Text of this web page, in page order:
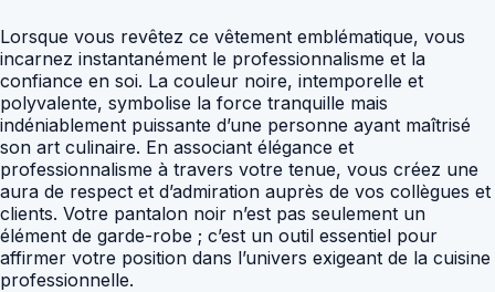
Lorsque vous revêtez ce vêtement emblématique, vous
incarnez instantanément le professionnalisme et la
confiance en soi. La couleur noire, intemporelle et
polyvalente, symbolise la force tranquille mais
indéniablement puissante d’une personne ayant maîtrisé
son art culinaire. En associant élégance et
professionnalisme à travers votre tenue, vous créez une
aura de respect et d’admiration auprès de vos collègues et
clients. Votre pantalon noir n’est pas seulement un
élément de garde-robe ; c’est un outil essentiel pour
affirmer votre position dans l’univers exigeant de la cuisine
professionnelle.